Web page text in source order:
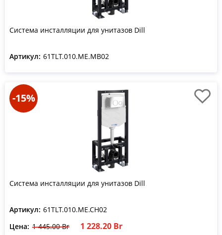
Система инсталляции для унитазов Dill
Артикул: 61TLT.010.ME.MB02
-15%
Система инсталляции для унитазов Dill
Артикул: 61TLT.010.ME.CH02
Цена: 1 445.00 Br 1 228.20 Br